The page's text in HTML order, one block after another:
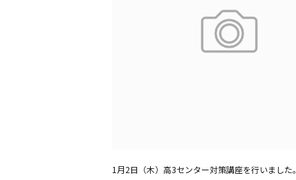
1月2日（木）高3センター対策講座を行いました。